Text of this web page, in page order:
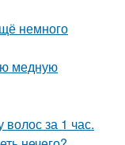
немного
медную
за 1 час.